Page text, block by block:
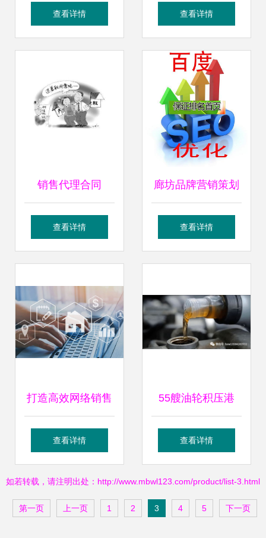
国代理 携手共创市
查看详情
获“CMCD 2020年
具影响力企业”称号
软件开发实力铸就
行业标杆
查看详情
销售代理合同
查看详情
廊坊品牌营销策划
与销售代理 揭秘搜
查看详情
打造高效网络销售
代理软件 策略、开
查看详情
55艘油轮积压港
口，需求停滞下欧
验，油价或将承压
查看详情
如若转载，请注明出处：http://www.mbwl123.com/product/list-3.html
第一页 上一页 1 2 3 4 5 下一页